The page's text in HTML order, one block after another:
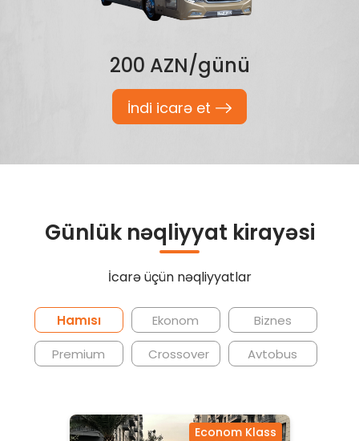
İndi icarə et
90 AZN/günü
Günlük nəqliyyat kirayəsi
İcarə üçün nəqliyyatlar
Hamısı Ekonom
Biznes
Premium
Crossover Avtobus
Econom Klass